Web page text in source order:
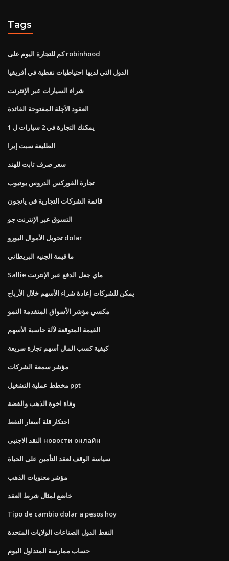
Tags
كم للتجارة اليوم على robinhood
الدول التي لديها احتياطيات نفطية في أفريقيا
شراء السيارات عبر الإنترنت
العقود الآجلة المفتوحة الفائدة
يمكنك التجارة في 2 سيارات ل 1
الطليعة سبت إيرا
سعر صرف ثابت للهند
تجارة الفوركس الدروس يوتيوب
قائمة الشركات التجارية في يانجون
التسوق عبر الإنترنت جو
تحويل الأموال اليورو dolar
ما قيمة الجنيه البريطاني
Sallie ماي جعل الدفع عبر الإنترنت
يمكن للشركات إعادة شراء الأسهم خلال الأرباح
مكسي مؤشر الأسواق المتقدمة النمو
القيمة المتوقعة لآلة حاسبة الأسهم
كيفية كسب المال أسهم تجارة سريعة
مؤشر سمعة الشركات
مخطط عملية التشغيل ppt
وفاة اخوة الذهب والفضة
احتكار قلة أسعار النفط
النقد الاجنبى новости онлайн
سياسة الوقف لعقد التأمين على الحياة
مؤشر معنويات الذهب
خاضع لمثال شرط العقد
Tipo de cambio dolar a pesos hoy
النفط الدول الصناعات الولايات المتحدة
حساب ممارسة المتداول اليوم